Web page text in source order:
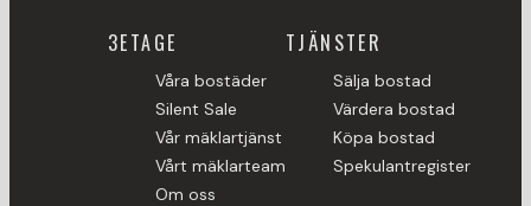
3ETAGE
Våra bostäder
Silent Sale
Vår mäklartjänst
Vårt mäklarteam
Om oss
TJÄNSTER
Sälja bostad
Värdera bostad
Köpa bostad
Spekulantregister